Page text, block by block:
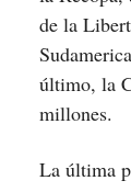
de la
último, la
millones.
La última